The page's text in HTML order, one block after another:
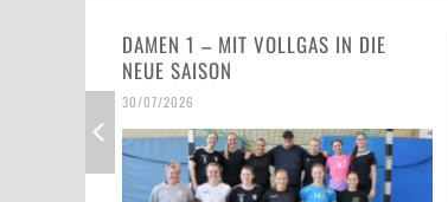
JAHRESHAUPTVERSAMMLUNG VOM
02.07.26
13/07/2026